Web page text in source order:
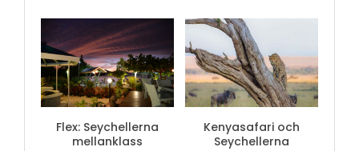
Flex: Seychellerna
mellanklass
Kenyasafari och
Seychellerna